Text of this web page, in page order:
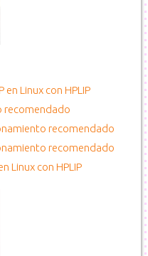
Linux con HPLIP
recomendado
recomendado
recomendado
Linux con HPLIP